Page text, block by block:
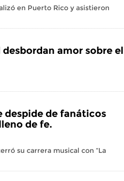
en Puerto Rico y asistieron
desbordan amor sobre el
despide de fanáticos
de fe.
su carrera musical con “La